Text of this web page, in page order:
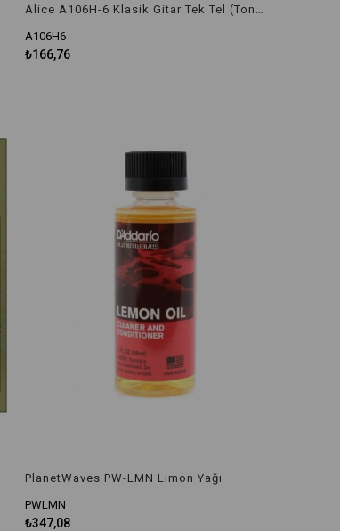
A106H6
₺166,76
PlanetWaves PW-LMN Limon Yağı
PWLMN
₺347,08